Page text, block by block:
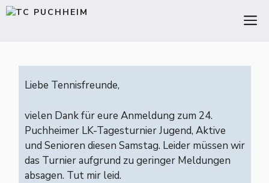
Zum
Liebe Tennisfreunde,
vielen Dank für eure Anmeldung zum 24.
Puchheimer LK-Tagesturnier Jugend, Aktive
und Senioren diesen Samstag. Leider müssen wir
das Turnier aufgrund zu geringer Meldungen
absagen. Tut mir leid.